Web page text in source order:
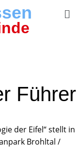
Führer
der Eifel“ stellt in
Brohltal /